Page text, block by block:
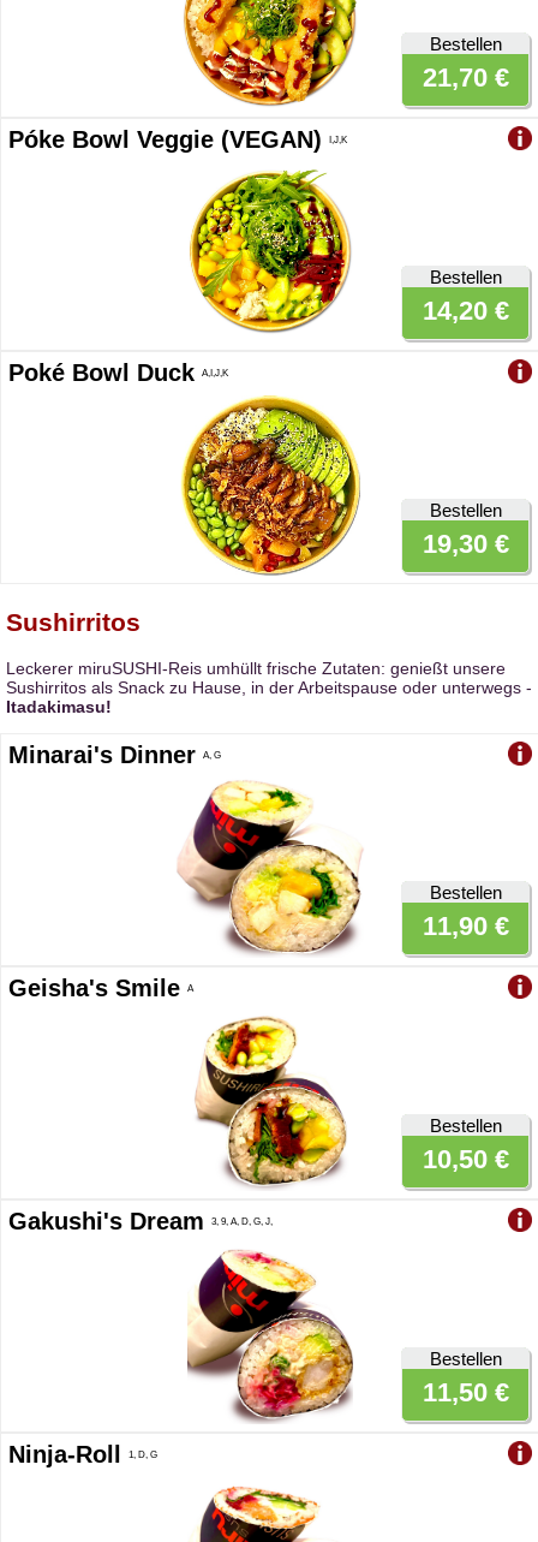
Bestellen
21,70 €
Póke Bowl Veggie (VEGAN) I,J,K
Bestellen
14,20 €
Poké Bowl Duck A,I,J,K
Bestellen
19,30 €
Sushirritos
Leckerer miruSUSHI-Reis umhüllt frische Zutaten: genießt unsere
Sushirritos als Snack zu Hause, in der Arbeitspause oder unterwegs -
Itadakimasu!
Minarai's Dinner A, G
Bestellen
11,90 €
Geisha's Smile A
Bestellen
10,50 €
Gakushi's Dream 3, 9, A, D, G, J,
Bestellen
11,50 €
Ninja-Roll 1, D, G